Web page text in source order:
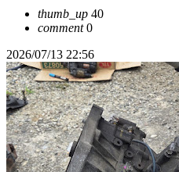
thumb_up 40
comment0
2026/07/13 22:56